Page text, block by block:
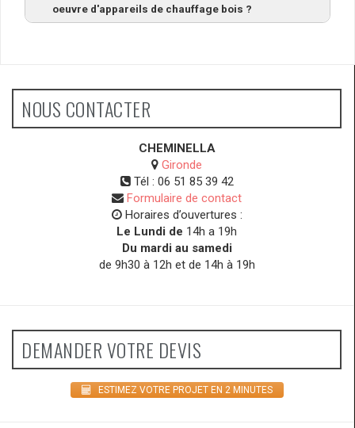
oeuvre d'appareils de chauffage bois ?
NOUS CONTACTER
CHEMINELLA
Gironde
Tél : 06 51 85 39 42
Formulaire de contact
Horaires d’ouvertures :
Le Lundi de 14h a 19h
Du mardi au samedi
de 9h30 à 12h et de 14h à 19h
DEMANDER VOTRE DEVIS
ESTIMEZ VOTRE PROJET EN 2 MINUTES